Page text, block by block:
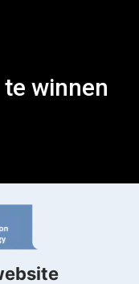
winnen
29